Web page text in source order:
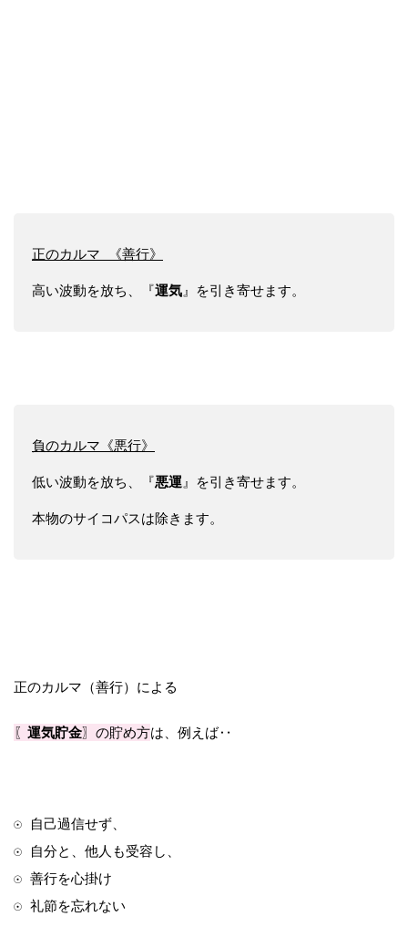
正のカルマ 《善行》
高い波動を放ち、『運気』を引き寄せます。
負のカルマ《悪行》
低い波動を放ち、『悪運』を引き寄せます。
本物のサイコパスは除きます。
正のカルマ（善行）による
〖 運気貯金〗の貯め方は、例えば‥
☉ 自己過信せず、
☉ 自分と、他人も受容し、
☉ 善行を心掛け
☉ 礼節を忘れない